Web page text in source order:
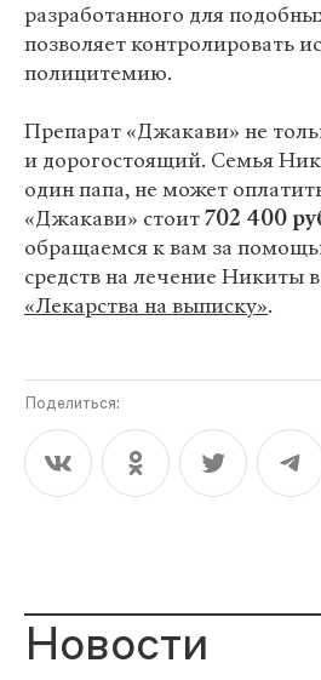
разработанного для
позволяет контролировать
полицитемию.
Препарат «Джакави» не
и дорогостоящий. Семья
один папа, не может
«Джакави» стоит702 400
обращаемся к вам за
средств на лечение Никиты
«Лекарства на выписку».
Поделиться:
Новости